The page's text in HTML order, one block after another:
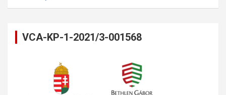
VCA-KP-1-2021/3-001568